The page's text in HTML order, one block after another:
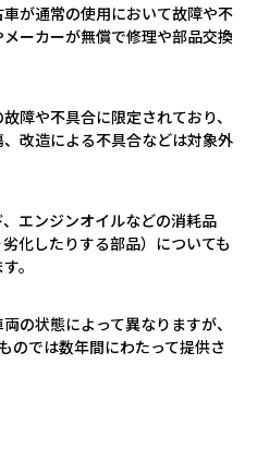
が通常の使用において故障や不
ーカーが無償で修理や部品交換
障や不具合に限定されており、
改造による不具合などは対象外
エンジンオイルなどの消耗品
化したりする部品）についても
。
の状態によって異なりますが、
のでは数年間にわたって提供さ